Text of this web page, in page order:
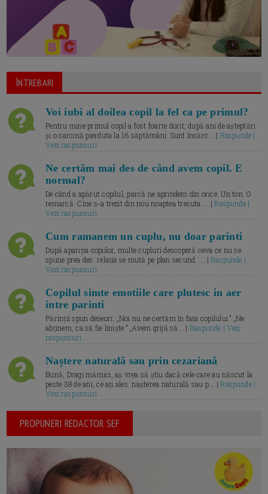
ÎNTREBARI
Voi iubi al doilea copil la fel ca pe primul?
Pentru mine primul copil a fost foarte dorit, după ani de așteptări
și o sarcină pierduta la 16 săptămâni. Sunt însărc... | Raspunde |
Vezi raspunsuri
Ne certăm mai des de când avem copil. E
normal?
De când a apărut copilul, parcă ne aprindem din orice. Un ton. O
remarcă. Cine s-a trezit din nou noaptea trecuta.... |Raspunde |
Vezi raspunsuri
Cum ramanem un cuplu, nu doar parinti
După apariția copiilor, multe cupluri descoperă ceva ce nu se
spune prea des: relația se mută pe plan secund. ... |Raspunde |
Vezi raspunsuri
Copilul simte emotiile care plutesc in aer
intre parinti
Părinții spun deseori: „Noi nu ne certăm în fața copilului.” „Ne
abținem, ca să fie liniște.” „Avem grijă să... | Raspunde | Vezi
raspunsuri
Naștere naturală sau prin cezariană
Bună, Dragi mămici, aș vrea să știu dacă cele care au născut la
peste 38 de ani, ce ați ales: nașterea naturală sau p... |Raspunde |
Vezi raspunsuri
PROPUNERI REDACTOR SEF